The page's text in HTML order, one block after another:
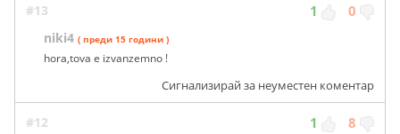
#13 1 0
niki4 ( преди 15 години )
hora,tova e izvanzemno !
Сигнализирай за неуместен коментар
#12 1 8